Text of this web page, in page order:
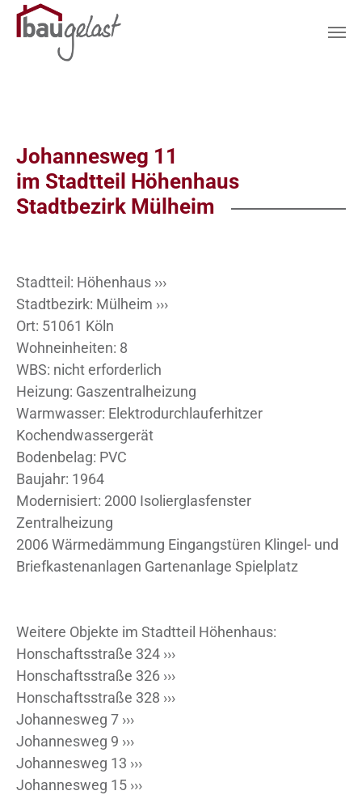
Johannesweg 11
im Stadtteil Höhenhaus
Stadtbezirk Mülheim
Stadtteil: Höhenhaus ›››
Stadtbezirk: Mülheim ›››
Ort: 51061 Köln
Wohneinheiten: 8
WBS: nicht erforderlich
Heizung: Gaszentralheizung
Warmwasser: Elektrodurchlauferhitzer
Kochendwassergerät
Bodenbelag: PVC
Baujahr: 1964
Modernisiert: 2000 Isolierglasfenster
Zentralheizung
2006 Wärmedämmung Eingangstüren Klingel- und
Briefkastenanlagen Gartenanlage Spielplatz
Weitere Objekte im Stadtteil Höhenhaus:
Honschaftsstraße 324 ›››
Honschaftsstraße 326 ›››
Honschaftsstraße 328 ›››
Johannesweg 7 ›››
Johannesweg 9 ›››
Johannesweg 13 ›››
Johannesweg 15 ›››